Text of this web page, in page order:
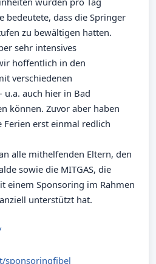
bedeutete, dass die Springer
zu bewältigen hatten.
sehr intensives
hoffentlich in den
verschiedenen
auch hier in Bad
können. Zuvor aber haben
Ferien erst einmal redlich
alle mithelfenden Eltern, den
sowie die MITGAS, die
einem Sponsoring im Rahmen
unterstützt hat.
sponsoringfibel